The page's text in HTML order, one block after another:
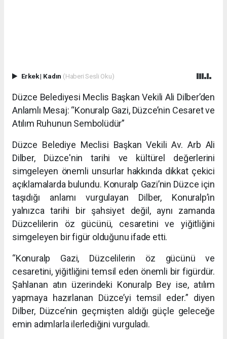
Erkek| Kadın (Haberi Sesli Oku)
Düzce Belediyesi Meclis Başkan Vekili Ali Dilber’den
Anlamlı Mesaj: “Konuralp Gazi, Düzce’nin Cesaret ve
Atılım Ruhunun Sembolüdür”
Düzce Belediye Meclisi Başkan Vekili Av. Arb Ali
Dilber, Düzce'nin tarihi ve kültürel değerlerini
simgeleyen önemli unsurlar hakkında dikkat çekici
açıklamalarda bulundu. Konuralp Gazi’nin Düzce için
taşıdığı anlamı vurgulayan Dilber, Konuralp’in
yalnızca tarihi bir şahsiyet değil, aynı zamanda
Düzcelilerin öz gücünü, cesaretini ve yiğitliğini
simgeleyen bir figür olduğunu ifade etti.
“Konuralp Gazi, Düzcelilerin öz gücünü ve
cesaretini, yiğitliğini temsil eden önemli bir figürdür.
Şahlanan atın üzerindeki Konuralp Bey ise, atılım
yapmaya hazırlanan Düzce’yi temsil eder.” diyen
Dilber, Düzce’nin geçmişten aldığı güçle geleceğe
emin adımlarla ilerlediğini vurguladı.